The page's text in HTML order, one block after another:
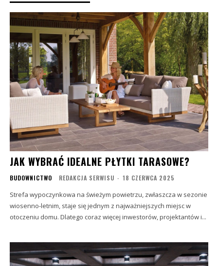
JAK WYBRAĆ IDEALNE PŁYTKI TARASOWE?
BUDOWNICTWO REDAKCJA SERWISU - 18 CZERWCA 2025
Strefa wypoczynkowa na świeżym powietrzu, zwłaszcza w sezonie
wiosenno-letnim, staje się jednym z najważniejszych miejsc w
otoczeniu domu. Dlatego coraz więcej inwestorów, projektantów i...